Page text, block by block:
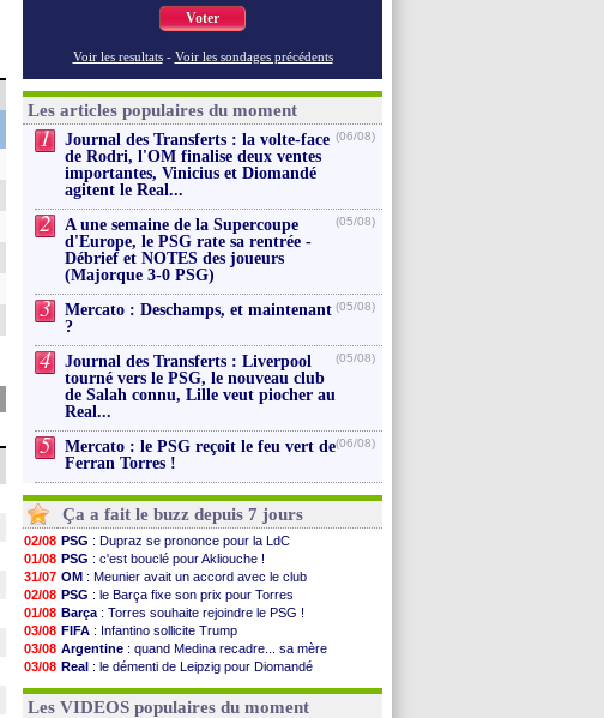
Voter
Voir les resultats - Voir les sondages précédents
Les articles populaires du moment
1
Journal des Transferts : la volte-face
de Rodri, l'OM finalise deux ventes
importantes, Vinicius et Diomandé
agitent le Real...
(06/08)
2
A une semaine de la Supercoupe
d'Europe, le PSG rate sa rentrée -
Débrief et NOTES des joueurs
(Majorque 3-0 PSG)
(05/08)
3
Mercato : Deschamps, et maintenant
?
(05/08)
4
Journal des Transferts : Liverpool
tourné vers le PSG, le nouveau club
de Salah connu, Lille veut piocher au
Real...
(05/08)
5
Mercato : le PSG reçoit le feu vert de
Ferran Torres !
(06/08)
Ça a fait le buzz depuis 7 jours
02/08 PSG : Dupraz se prononce pour la LdC
01/08 PSG : c'est bouclé pour Akliouche !
31/07 OM : Meunier avait un accord avec le club
02/08 PSG : le Barça fixe son prix pour Torres
01/08 Barça : Torres souhaite rejoindre le PSG !
03/08 FIFA : Infantino sollicite Trump
03/08 Argentine : quand Medina recadre... sa mère
03/08 Real : le démenti de Leipzig pour Diomandé
31/07 FIFA: le conseiller d'Infantino démissionne !
Les VIDEOS populaires du moment